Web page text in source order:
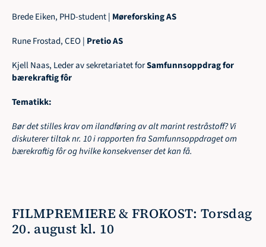
Brede Eiken, PHD-student | Møreforsking AS
Rune Frostad, CEO | Pretio AS
Kjell Naas, Leder av sekretariatet for Samfunnsoppdrag for
bærekraftig fôr
Tematikk:
Bør det stilles krav om ilandføring av alt marint restråstoff? Vi
diskuterer tiltak nr. 10 i rapporten fra Samfunnsoppdraget om
bærekraftig fôr og hvilke konsekvenser det kan få.
FILMPREMIERE & FROKOST: Torsdag
20. august kl. 10